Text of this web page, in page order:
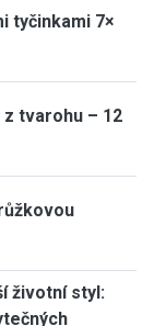
tyčinkami 7×
tvarohu – 12
životní styl: